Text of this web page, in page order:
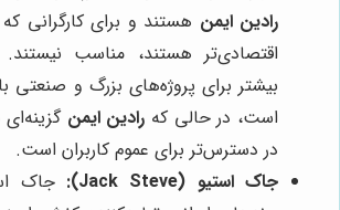
رادین ایمن هستند و برای کارگرانی
اقتصادی‌تر هستند، مناسب نیستند.
بیشتر برای پروژه‌های بزرگ و صنعتی
است، در حالی که رادین ایمن
در دسترس‌تر برای عموم کاربران است.
جاک استیو (Jack Steve):
جاک